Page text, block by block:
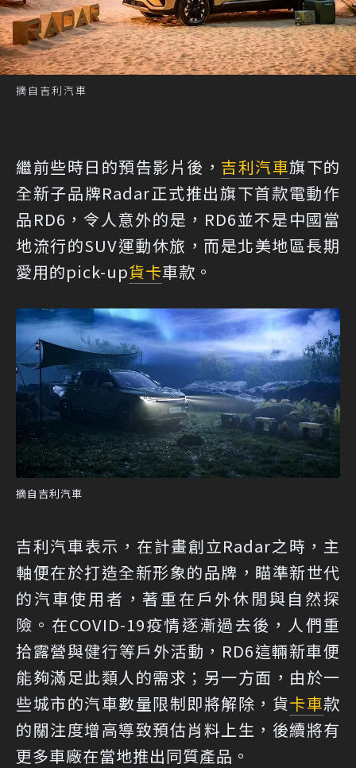
摘自吉利汽車
繼前些時日的預告影片後， 吉利汽車旗下的
全新子品牌Radar正式推出旗下首款電動作
品RD6，令人意外的是，RD6並不是中國當
地流行的SUV運動休旅，而是北美地區長期
愛用的pick-up貨卡車款。
摘自吉利汽車
吉利汽車表示，在計畫創立Radar之時，主
軸便在於打造全新形象的品牌，瞄準新世代
的汽車使用者，著重在戶外休閒與自然探
險。在COVID-19疫情逐漸過去後，人們重
拾露營與健行等戶外活動，RD6這輛新車便
能夠滿足此類人的需求；另一方面，由於一
些城市的汽車數量限制即將解除，貨卡車款
的關注度增高導致預估肖料上生，後續將有
更多車廠在當地推出同質產品。